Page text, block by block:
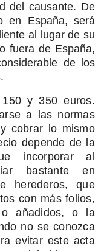
del causante. De
en España, será
al lugar de su
fuera de España,
de los
y 350 euros.
a las normas
cobrar lo mismo
depende de la
incorporar al
bastante en
herederos, que
con más folios,
o añadidos, o la
no se conozca
evitar este acta